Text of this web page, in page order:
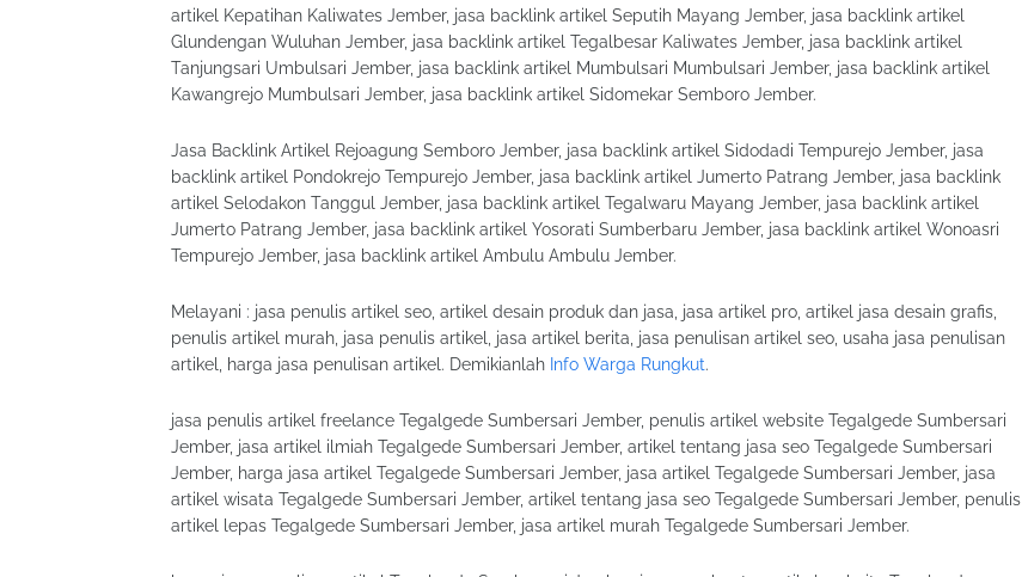
artikel Kepatihan Kaliwates Jember, jasa backlink artikel Seputih Mayang Jember, jasa backlink artikel
Glundengan Wuluhan Jember, jasa backlink artikel Tegalbesar Kaliwates Jember, jasa backlink artikel
Tanjungsari Umbulsari Jember, jasa backlink artikel Mumbulsari Mumbulsari Jember, jasa backlink artikel
Kawangrejo Mumbulsari Jember, jasa backlink artikel Sidomekar Semboro Jember.
Jasa Backlink Artikel Rejoagung Semboro Jember, jasa backlink artikel Sidodadi Tempurejo Jember, jasa
backlink artikel Pondokrejo Tempurejo Jember, jasa backlink artikel Jumerto Patrang Jember, jasa backlink
artikel Selodakon Tanggul Jember, jasa backlink artikel Tegalwaru Mayang Jember, jasa backlink artikel
Jumerto Patrang Jember, jasa backlink artikel Yosorati Sumberbaru Jember, jasa backlink artikel Wonoasri
Tempurejo Jember, jasa backlink artikel Ambulu Ambulu Jember.
Melayani : jasa penulis artikel seo, artikel desain produk dan jasa, jasa artikel pro, artikel jasa desain grafis,
penulis artikel murah, jasa penulis artikel, jasa artikel berita, jasa penulisan artikel seo, usaha jasa penulisan
artikel, harga jasa penulisan artikel. Demikianlah Info Warga Rungkut.
jasa penulis artikel freelance Tegalgede Sumbersari Jember, penulis artikel website Tegalgede Sumbersari
Jember, jasa artikel ilmiah Tegalgede Sumbersari Jember, artikel tentang jasa seo Tegalgede Sumbersari
Jember, harga jasa artikel Tegalgede Sumbersari Jember, jasa artikel Tegalgede Sumbersari Jember, jasa
artikel wisata Tegalgede Sumbersari Jember, artikel tentang jasa seo Tegalgede Sumbersari Jember, penulis
artikel lepas Tegalgede Sumbersari Jember, jasa artikel murah Tegalgede Sumbersari Jember.